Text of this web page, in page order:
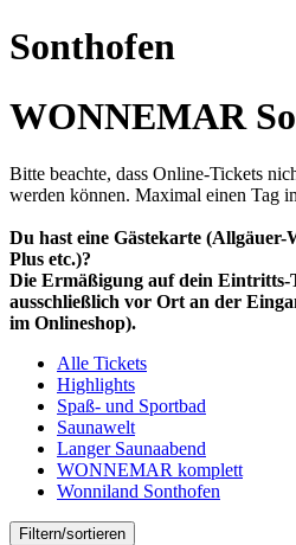
Sonthofen
WONNEMAR
Bitte beachte, dass Online-Tickets
werden können. Maximal einen Tag
Du hast eine Gästekarte (Allgäuer-
Plus etc.)?
Die Ermäßigung auf dein Eintritts-
ausschließlich vor Ort an der
im Onlineshop).
Alle Tickets
Highlights
Spaß- und Sportbad
Saunawelt
Langer Saunaabend
WONNEMAR komplett
Wonniland Sonthofen
Filtern/sortieren